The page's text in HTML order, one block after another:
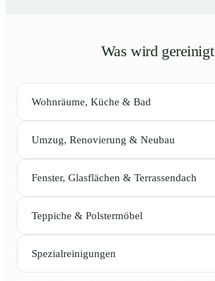
Was wird gereinigt
Wohnräume, Küche & Bad
Umzug, Renovierung & Neubau
Fenster, Glasflächen & Terrassendach
Teppiche & Polstermöbel
Spezialreinigungen